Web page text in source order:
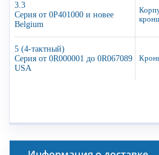
3.3
Серия от 0P401000 и новее
Belgium
5 (4-тактный)
Серия от 0R000001 до 0R067089
USA